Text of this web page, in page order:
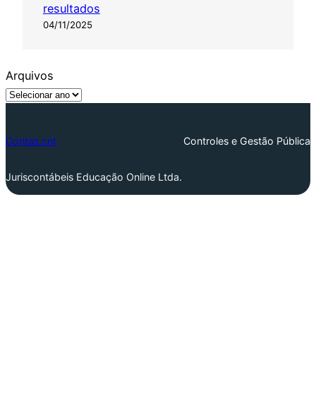
resultados
04/11/2025
Arquivos
Contas.cnt Controles e Gestão Pública
Juriscontábeis Educação Online Ltda.